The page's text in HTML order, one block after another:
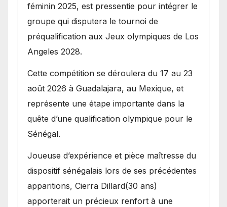
féminin 2025, est pressentie pour intégrer le
groupe qui disputera le tournoi de
préqualification aux Jeux olympiques de Los
Angeles 2028.
Cette compétition se déroulera du 17 au 23
août 2026 à Guadalajara, au Mexique, et
représente une étape importante dans la
quête d’une qualification olympique pour le
Sénégal.
Joueuse d’expérience et pièce maîtresse du
dispositif sénégalais lors de ses précédentes
apparitions, Cierra Dillard(30 ans)
apporterait un précieux renfort à une